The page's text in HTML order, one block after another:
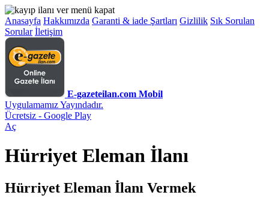
Anasayfa Hakkımızda Garanti & iade Şartları Gizlilik Sık Sorulan
Sorular İletişim
E-gazeteilan.com Mobil
Uygulamamız Yayındadır.
Ücretsiz - Google Play
Aç
Hürriyet Eleman İlanı
Hürriyet Eleman İlanı Vermek